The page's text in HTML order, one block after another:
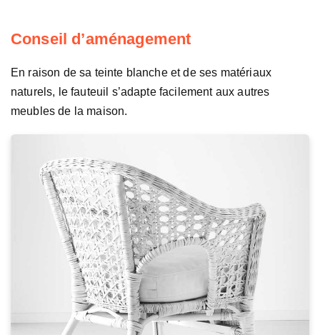
Conseil d’aménagement
En raison de sa teinte blanche et de ses matériaux
naturels, le fauteuil s’adapte facilement aux autres
meubles de la maison.